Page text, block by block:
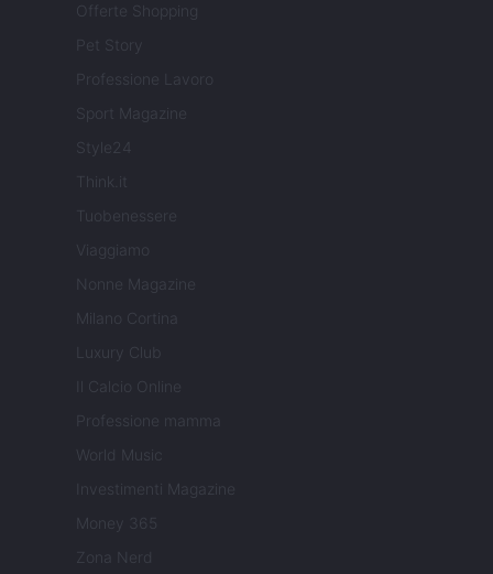
Offerte Shopping
Pet Story
Professione Lavoro
Sport Magazine
Style24
Think.it
Tuobenessere
Viaggiamo
Nonne Magazine
Milano Cortina
Luxury Club
Il Calcio Online
Professione mamma
World Music
Investimenti Magazine
Money 365
Zona Nerd